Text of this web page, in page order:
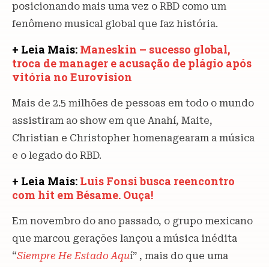
posicionando mais uma vez o RBD como um
fenômeno musical global que faz história.
+ Leia Mais: Maneskin – sucesso global,
troca de manager e acusação de plágio após
vitória no Eurovision
Mais de 2.5 milhões de pessoas em todo o mundo
assistiram ao show em que Anahí, Maite,
Christian e Christopher homenagearam a música
e o legado do RBD.
+ Leia Mais: Luis Fonsi busca reencontro
com hit em Bésame. Ouça!
Em novembro do ano passado, o grupo mexicano
que marcou gerações lançou a música inédita
“Siempre He Estado Aquí” , mais do que uma